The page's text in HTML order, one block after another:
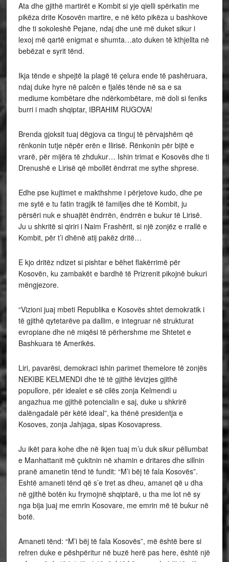
Ata dhe gjithë martirët e Kombit si yje qielli spërkatin me
pikëza drite Kosovën martire, e në këto pikëza u bashkove
dhe ti sokoleshë Pejane, ndaj dhe unë më duket sikur i
lexoj më qartë enigmat e shumta…ato duken të kthjellta në
bebëzat e syrit tënd.
Ikja tënde e shpejtë la plagë të çelura ende të pashëruara,
ndaj duke hyre në palcën e fjalës tënde në sa e sa
mediume kombëtare dhe ndërkombëtare, më doli si feniks
burri i madh shqiptar, IBRAHIM RUGOVA!
Brenda gjoksit tuaj dëgjova ca tinguj të përvajshëm që
rënkonin tutje nëpër erën e Ilirisë. Rënkonin për bijtë e
vrarë, për mijëra të zhdukur… Ishin trimat e Kosovës dhe ti
Drenushë e Lirisë që mbollët ëndrrat me sythe shprese.
Edhe pse kujtimet e makthshme i përjetove kudo, dhe pe
me sytë e tu fatin tragjik të familjes dhe të Kombit, ju
përsëri nuk e shuajtët ëndrrën, ëndrrën e bukur të Lirisë.
Ju u shkritë si qiriri i Naim Frashërit, si një zonjëz e rrallë e
Kombit, për t’i dhënë atij pakëz dritë…
E kjo dritëz ndizet si pishtar e bëhet flakërrimë për
Kosovën, ku zambakët e bardhë të Prizrenit pikojnë bukuri
mëngjezore.
“Vizioni juaj mbeti Republika e Kosovës shtet demokratik i
të gjithë qytetarëve pa dallim, e integruar në strukturat
evropiane dhe në miqësi të përhershme me Shtetet e
Bashkuara të Amerikës.
Liri, pavarësi, demokraci ishin parimet themelore të zonjës
NEKIBE KELMENDI dhe të të gjithë lëvizjes gjithë
popullore, për idealet e së cilës zonja Kelmendi u
angazhua me gjithë potencialin e saj, duke u shkrirë
dalëngadalë për këtë ideal”, ka thënë presidentja e
Kosoves, zonja Jahjaga, sipas Kosovapress.
Ju ikët para kohe dhe në ikjen tuaj m’u duk sikur pëllumbat
e Manhattanit më çukitnin në xhamin e dritares dhe sillnin
pranë amanetin tënd të fundit: “M’i bëj të fala Kosovës”.
Eshtë amaneti tënd që s’e tret as dheu, amanet që u dha
në gjithë botën ku frymojnë shqiptarë, u tha me lot në sy
nga bija juaj me emrin Kosovare, me emrin më të bukur në
botë.
Amaneti tënd: “M’i bëj të fala Kosovës”, më është bere si
refren duke e pëshpëritur në buzë herë pas here, është një